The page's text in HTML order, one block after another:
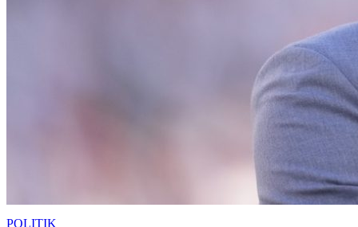
POLITIK